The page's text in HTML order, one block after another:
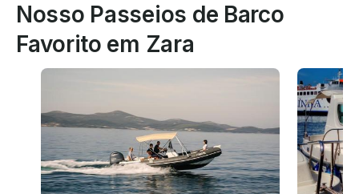
Nosso Passeios de Barco
Favorito em Zara